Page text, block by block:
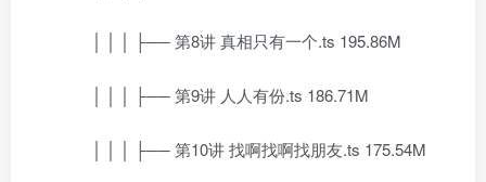
│ │ │ ├── 第8讲 真相只有一个.ts 195.86M
│ │ │ ├── 第9讲 人人有份.ts 186.71M
│ │ │ ├── 第10讲 找啊找啊找朋友.ts 175.54M